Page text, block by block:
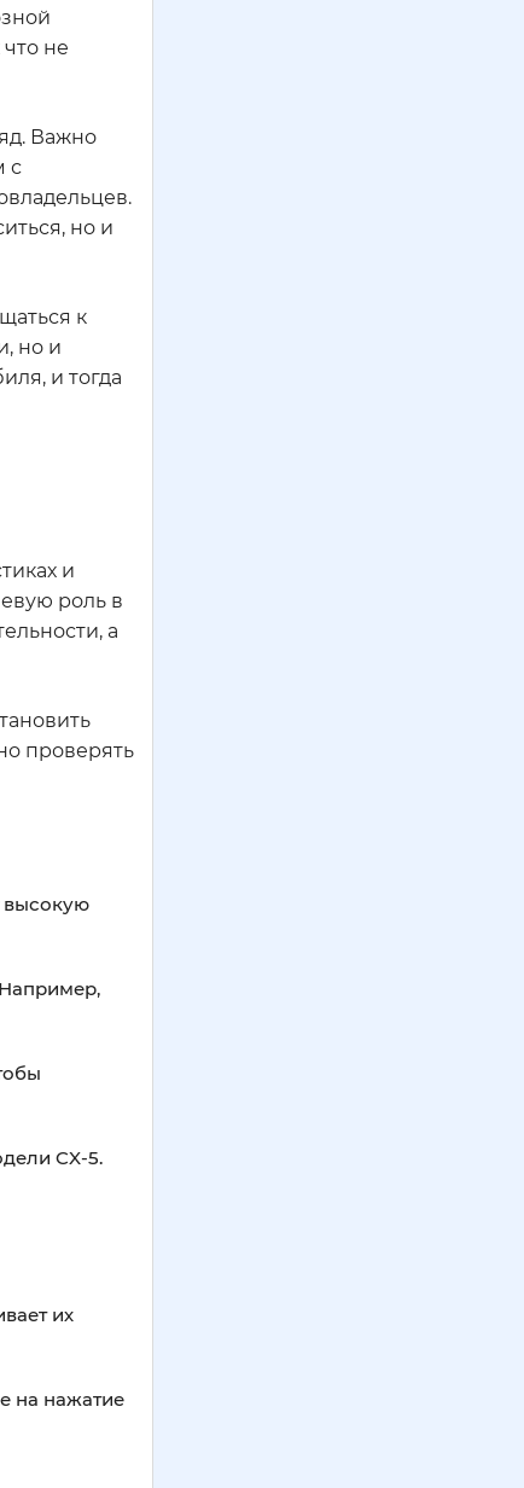
не
Важно
с
но и
к
но и
и тогда
и
роль в
а
проверять
высокую
CX-5.
их
на нажатие